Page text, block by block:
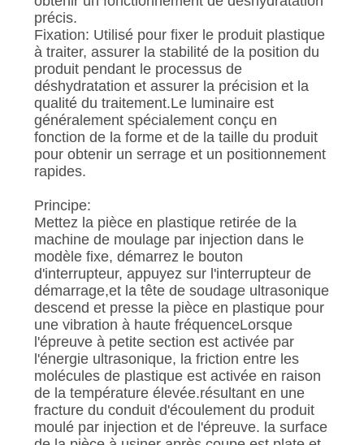
précis.
Fixation: Utilisé pour fixer le produit plastique
à traiter, assurer la stabilité de la position du
produit pendant le processus de
déshydratation et assurer la précision et la
qualité du traitement.Le luminaire est
généralement spécialement conçu en
fonction de la forme et de la taille du produit
pour obtenir un serrage et un positionnement
rapides.
Principe:
Mettez la pièce en plastique retirée de la
machine de moulage par injection dans le
modèle fixe, démarrez le bouton
d'interrupteur, appuyez sur l'interrupteur de
démarrage,et la tête de soudage ultrasonique
descend et presse la pièce en plastique pour
une vibration à haute fréquenceLorsque
l'épreuve à petite section est activée par
l'énergie ultrasonique, la friction entre les
molécules de plastique est activée en raison
de la température élevée.résultant en une
fracture du conduit d'écoulement du produit
moulé par injection et de l'épreuve. la surface